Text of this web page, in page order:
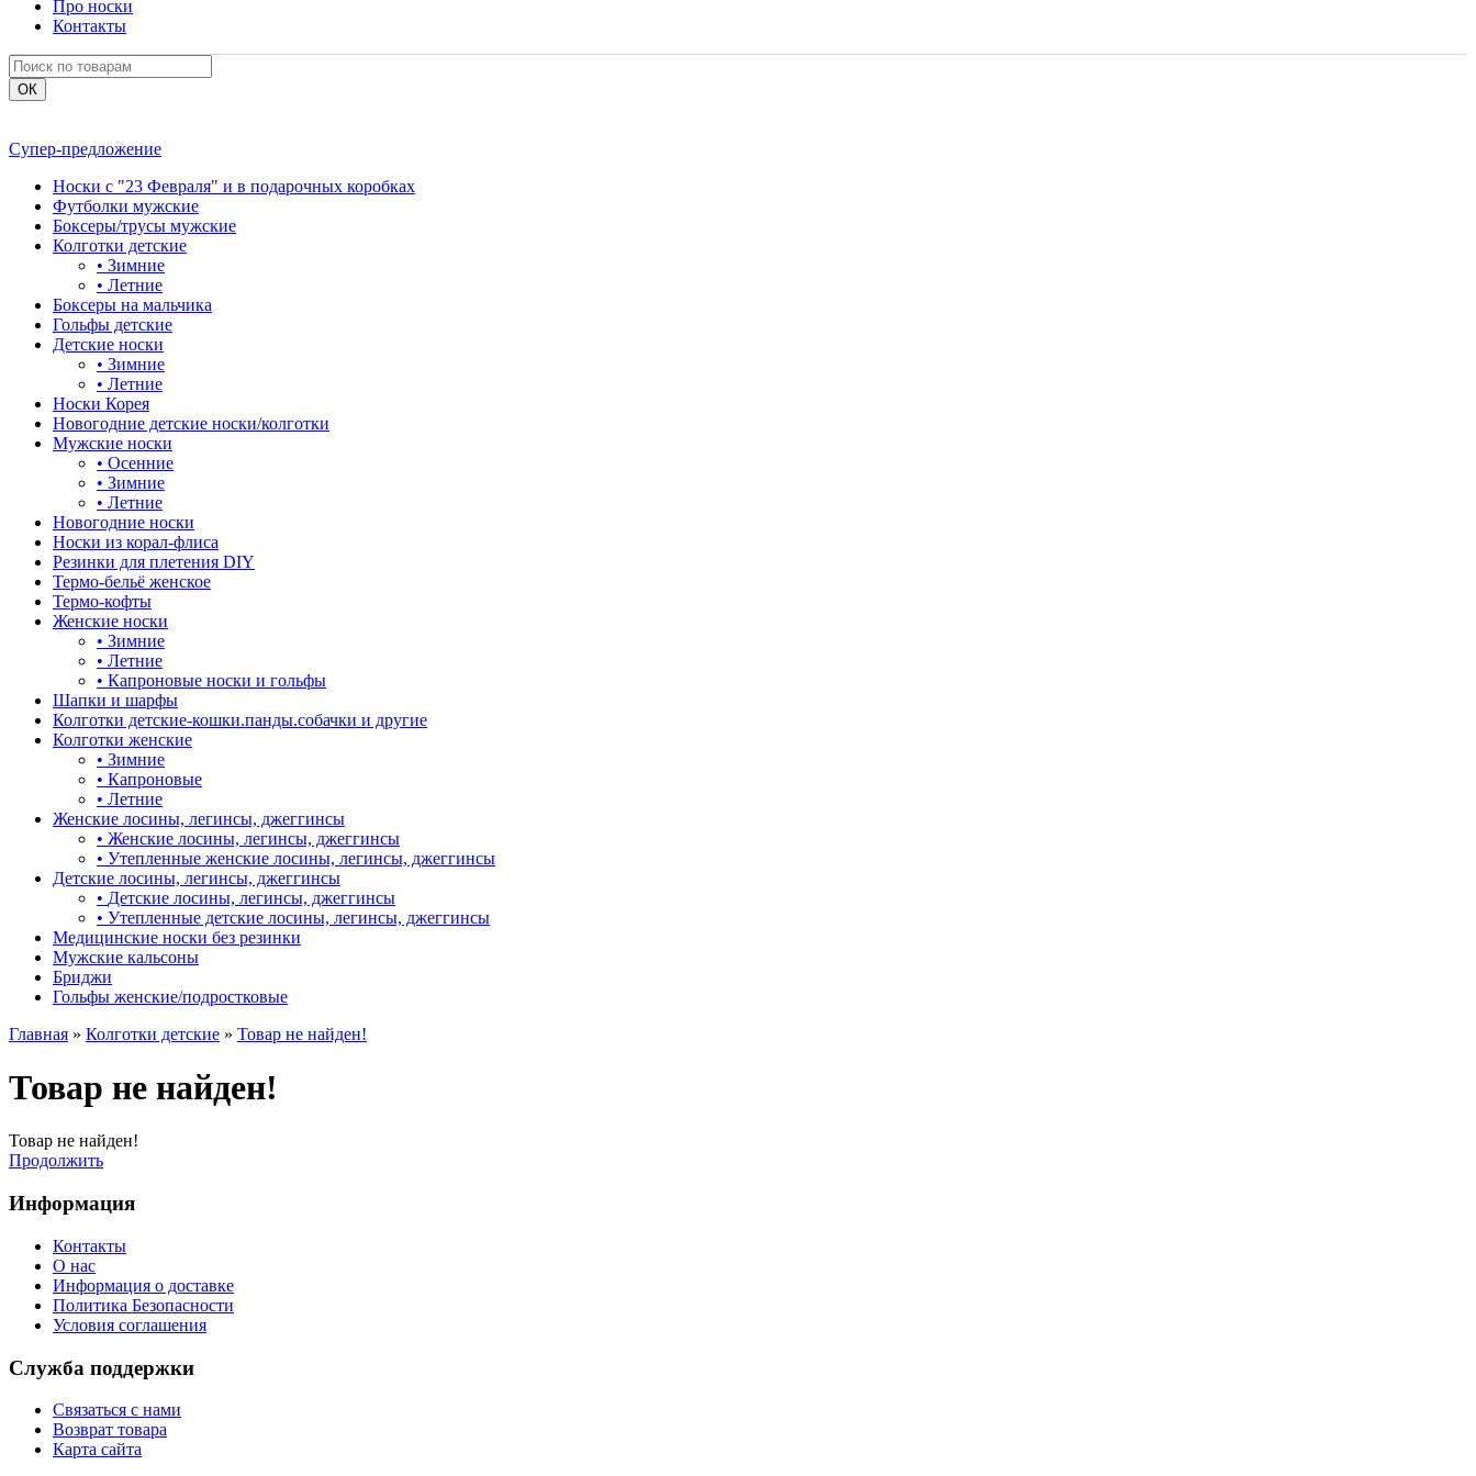
Про носки
Контакты
Супер-предложение
Носки с "23 Февраля" и в подарочных коробках
Футболки мужские
Боксеры/трусы мужские
Колготки детские
• Зимние
• Летние
Боксеры на мальчика
Гольфы детские
Детские носки
• Зимние
• Летние
Носки Корея
Новогодние детские носки/колготки
Мужские носки
• Осенние
• Зимние
• Летние
Новогодние носки
Носки из корал-флиса
Резинки для плетения DIY
Термо-бельё женское
Термо-кофты
Женские носки
• Зимние
• Летние
• Капроновые носки и гольфы
Шапки и шарфы
Колготки детские-кошки.панды.собачки и другие
Колготки женские
• Зимние
• Капроновые
• Летние
Женские лосины, легинсы, джеггинсы
• Женские лосины, легинсы, джеггинсы
• Утепленные женские лосины, легинсы, джеггинсы
Детские лосины, легинсы, джеггинсы
• Детские лосины, легинсы, джеггинсы
• Утепленные детские лосины, легинсы, джеггинсы
Медицинские носки без резинки
Мужские кальсоны
Бриджи
Гольфы женские/подростковые
Главная » Колготки детские » Товар не найден!
Товар не найден!
Товар не найден!
Продолжить
Информация
Контакты
О нас
Информация о доставке
Политика Безопасности
Условия соглашения
Служба поддержки
Связаться с нами
Возврат товара
Карта сайта